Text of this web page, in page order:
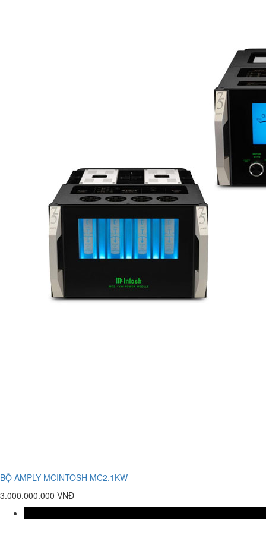
BỘ AMPLY MCINTOSH MC2.1KW
3.000.000.000 VNĐ